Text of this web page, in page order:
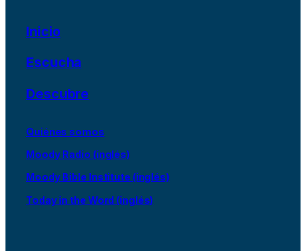
Inicio
Escucha
Descubre
Quiénes somos
Moody Radio (inglés)
Moody Bible Institute (inglés)
Today in the Word (inglés)